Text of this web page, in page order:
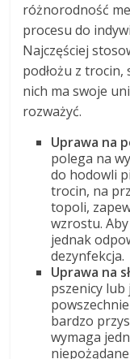
różnorodność
procesu do
Najczęściej
podłożu z trocin,
nich ma swoje
rozważyć.
Uprawa na
polega na
do hodowli
trocin, na
topoli,
wzrostu.
jednak
dezynfekcja.
Uprawa na
pszenicy lub
bardzo
wymaga